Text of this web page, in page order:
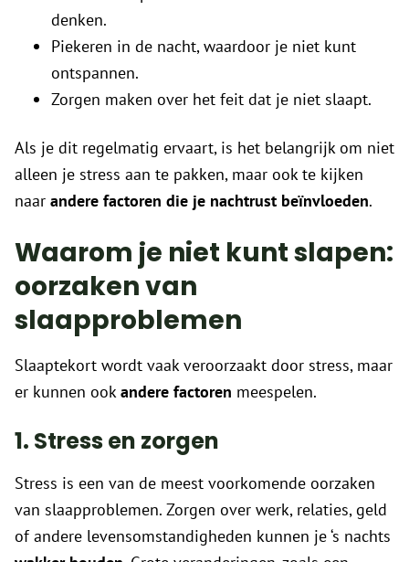
denken.
Piekeren in de nacht, waardoor je niet kunt
ontspannen.
Zorgen maken over het feit dat je niet slaapt.
Als je dit regelmatig ervaart, is het belangrijk om niet
alleen je stress aan te pakken, maar ook te kijken
naar andere factoren die je nachtrust beïnvloeden.
Waarom je niet kunt slapen:
oorzaken van
slaapproblemen
Slaaptekort wordt vaak veroorzaakt door stress, maar
er kunnen ookandere factoren meespelen.
1. Stress en zorgen
Stress is een van de meest voorkomende oorzaken
van slaapproblemen. Zorgen over werk, relaties, geld
of andere levensomstandigheden kunnen je ‘s nachts